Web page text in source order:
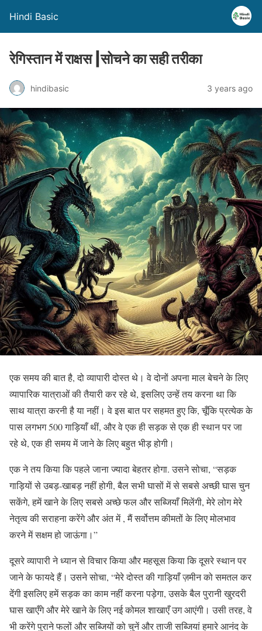
Hindi Basic
रेगिस्तान में राक्षस |सोचने का सही तरीका
hindibasic 3 years ago
एक समय की बात है, दो व्यापारी दोस्त थे। वे दोनों अपना माल बेचने के लिए
व्यापारिक यात्राओं की तैयारी कर रहे थे, इसलिए उन्हें तय करना था कि
साथ यात्रा करनी है या नहीं। वे इस बात पर सहमत हुए कि, चूँकि प्रत्येक के
पास लगभग 500 गाड़ियाँ थीं, और वे एक ही सड़क से एक ही स्थान पर जा
रहे थे, एक ही समय में जाने के लिए बहुत भीड़ होगी।
एक ने तय किया कि पहले जाना ज्यादा बेहतर होगा. उसने सोचा, “सड़क
गाड़ियों से उबड़-खाबड़ नहीं होगी, बैल सभी घासों में से सबसे अच्छी घास चुन
सकेंगे, हमें खाने के लिए सबसे अच्छे फल और सब्जियाँ मिलेंगी, मेरे लोग मेरे
नेतृत्व की सराहना करेंगे और अंत में , मैं सर्वोत्तम कीमतों के लिए मोलभाव
करने में सक्षम हो जाऊंगा।”
दूसरे व्यापारी ने ध्यान से विचार किया और महसूस किया कि दूसरे स्थान पर
जाने के फायदे हैं। उसने सोचा, “मेरे दोस्त की गाड़ियाँ ज़मीन को समतल कर
देंगी इसलिए हमें सड़क का काम नहीं करना पड़ेगा, उसके बैल पुरानी खुरदरी
घास खाएँगे और मेरे खाने के लिए नई कोमल शाखाएँ उग आएंगी। उसी तरह, वे
भी करेंगे पुराने फलों और सब्जियों को चुनें और ताजी सब्जियां हमारे आनंद के